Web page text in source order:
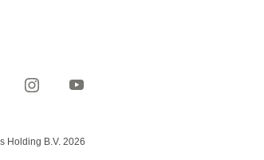
Holding B.V. 2026